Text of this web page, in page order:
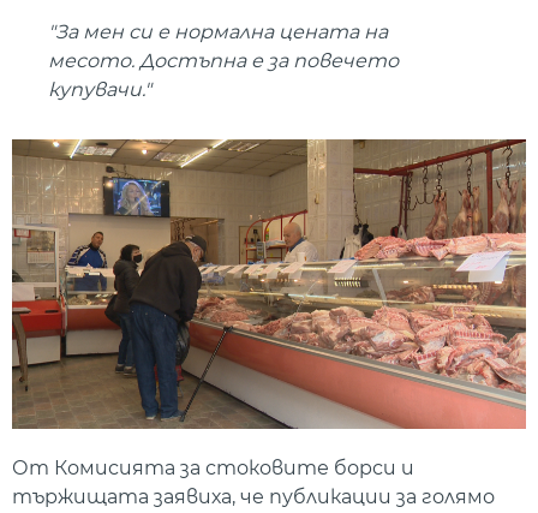
"За мен си е нормална цената на
месото. Достъпна е за повечето
купувачи."
От Комисията за стоковите борси и
тържищата заявиха, че публикации за голямо